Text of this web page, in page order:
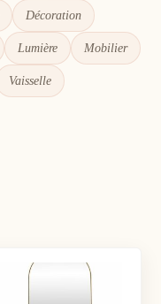
Décoration
Lumière Mobilier
Vaisselle